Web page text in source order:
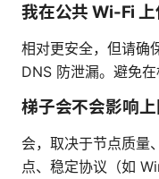
我在公共 Wi-Fi 上
相对更安全，但请确
DNS 防泄漏。避免在
梯子会不会影响上
会，取决于节点质量
点、稳定协议（如